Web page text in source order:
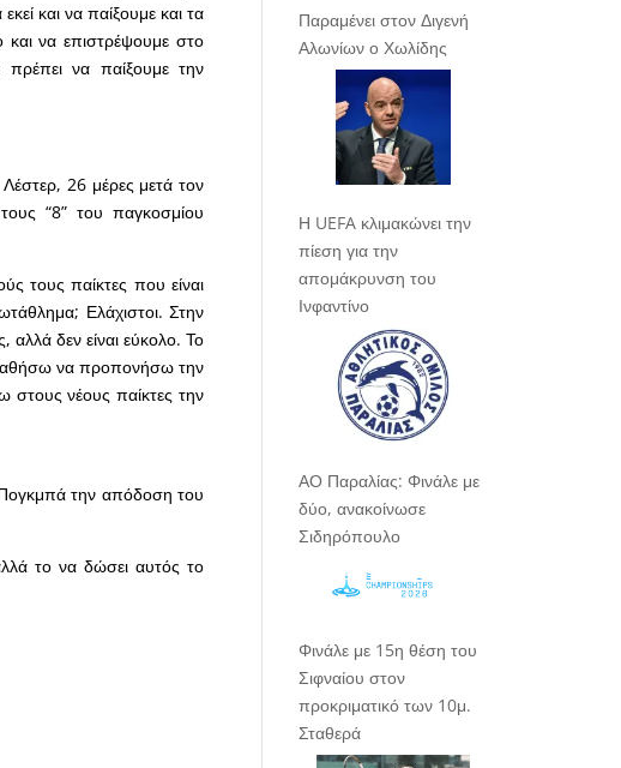
και να παίξουμε και τα
και να επιστρέψουμε στο
να παίξουμε την
26 μέρες μετά τον
“8” του παγκοσμίου
τους παίκτες που είναι
Ελάχιστοι. Στην
αλλά δεν είναι εύκολο. Το
να προπονήσω την
νέους παίκτες την
την απόδοση του
το να δώσει αυτός το
Παραμένει στον Διγενή
Αλωνίων ο Χωλίδης
Η UEFA κλιμακώνει την
πίεση για την
απομάκρυνση του
Ινφαντίνο
ΑΟ Παραλίας: Φινάλε με
δύο, ανακοίνωσε
Σιδηρόπουλο
Φινάλε με 15η θέση του
Σιφναίου στον
προκριματικό των 10μ.
Σταθερά